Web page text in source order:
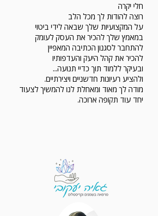
חלי יקרה
רוצה להודות לך מכל הלב
על המקצועיות שלך שבאה לידי ביטוי
במאמץ שלך להכיר את העסק לעומק
להתחבר לסגנון הכתיבה המאפיין
להכיר את קהל היעק והעדפותיו
ובעיקר ללמוד תוך כדיי תנועה...
ולהציע רעיונות חדשניים ויצירתיים.
מודה לך מאוד ומאחלת לנו להמשיך לצעוד
יחד עוד תקופה ארוכה.